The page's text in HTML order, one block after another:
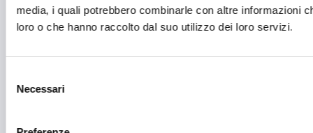
media, i quali potrebbero combinarle con altre informazioni
loro o che hanno raccolto dal suo utilizzo dei loro servizi.
delNecessari
Green economy
Inclusione Sociale e Solidarietà